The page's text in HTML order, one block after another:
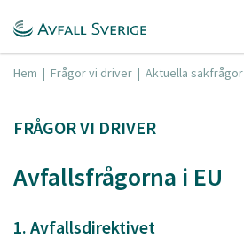
Hem | Frågor vi driver | Aktuella sakfrågor
FRÅGOR VI DRIVER
Avfallsfrågorna i EU
1. Avfallsdirektivet